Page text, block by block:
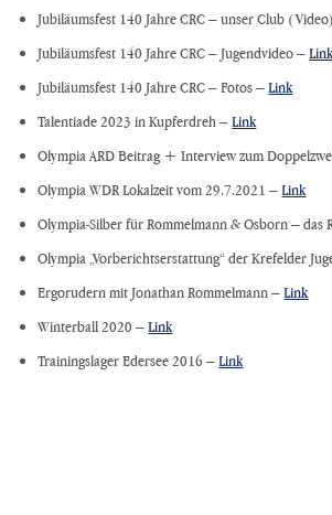
Jubiläumsfest 140 Jahre CRC – unser Club
Jubiläumsfest 140 Jahre CRC – Jugendvideo –
Jubiläumsfest 140 Jahre CRC – Fotos –Link
Talentiade 2023 in Kupferdreh –Link
Olympia ARD Beitrag + Interview zum
Olympia WDR Lokalzeit vom 29.7.2021 –Link
Olympia-Silber für Rommelmann & Osborn – das
Olympia „Vorberichtserstattung“ der Krefelder
Ergorudern mit Jonathan Rommelmann –Link
Winterball 2020 –Link
Trainingslager Edersee 2016 –Link